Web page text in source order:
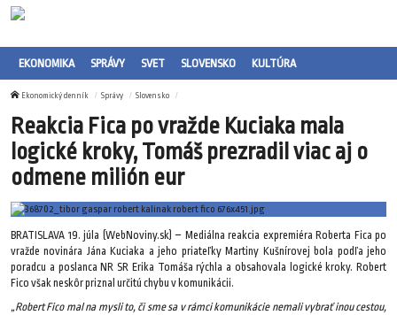
EKONOMIKA SPRÁVY SVET SLOVENSKO KULTÚRA
Ekonomický denník Správy Slovensko
Reakcia Fica po vražde Kuciaka mala
logické kroky, Tomáš prezradil viac aj o
odmene milión eur
BRATISLAVA 19. júla (WebNoviny.sk) – Mediálna reakcia expremiéra Roberta Fica po
vražde novinára Jána Kuciaka a jeho priateľky Martiny Kušnírovej bola podľa jeho
poradcu a poslanca NR SR Erika Tomáša rýchla a obsahovala logické kroky. Robert
Fico však neskôr priznal určitú chybu v komunikácii.
„Robert Fico mal na mysli to, či sme sa v rámci komunikácie nemali vybrať inou cestou,